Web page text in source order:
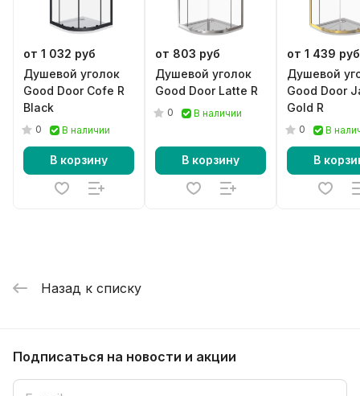
от 1 032 руб
Душевой уголок
Good Door Cofe R
Black
0 В наличии
В корзину
от 803 руб
Душевой уголок
Good Door Latte R
0 В наличии
В корзину
от 1 439 руб
Душевой
Good Door
Gold R
0 В
В
Назад к списку
Подписаться на новости и акции